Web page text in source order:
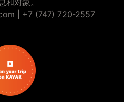
和对象。
+7 (747) 720-2557